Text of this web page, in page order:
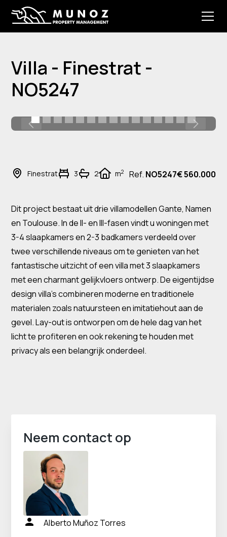
Villa - Finestrat -
NO5247
Finestrat 3 2 m2 Ref. NO5247€ 560.000
Dit project bestaat uit drie villamodellen Gante, Namen
en Toulouse. In de II- en III-fasen vindt u woningen met
3-4 slaapkamers en 2-3 badkamers verdeeld over
twee verschillende niveaus om te genieten van het
fantastische uitzicht of een villa met 3 slaapkamers
met een charmant gelijkvloers ontwerp. De eigentijdse
design villa's combineren moderne en traditionele
materialen zoals natuursteen en imitatiehout aan de
gevel. Lay-out is ontworpen om de hele dag van het
licht te profiteren en ook rekening te houden met
privacy als een belangrijk onderdeel.
Neem contact op
Alberto Muñoz Torres